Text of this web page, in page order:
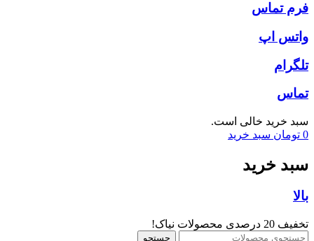
فرم تماس
واتس اپ
تلگرام
تماس
سبد خرید خالی است.
0 تومان سبد خرید
سبد خرید
بالا
تخفیف 20 درصدی محصولات نیاک!
جستجو